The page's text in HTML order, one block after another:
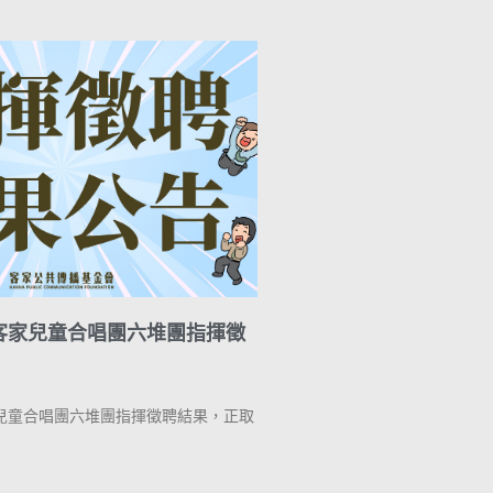
家兒童合唱團六堆團指揮徵
童合唱團六堆團指揮徵聘結果，正取